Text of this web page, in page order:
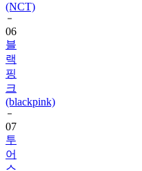
06
블
랙
핑
크
(blackpink)
07
투
어
스
(TWS)